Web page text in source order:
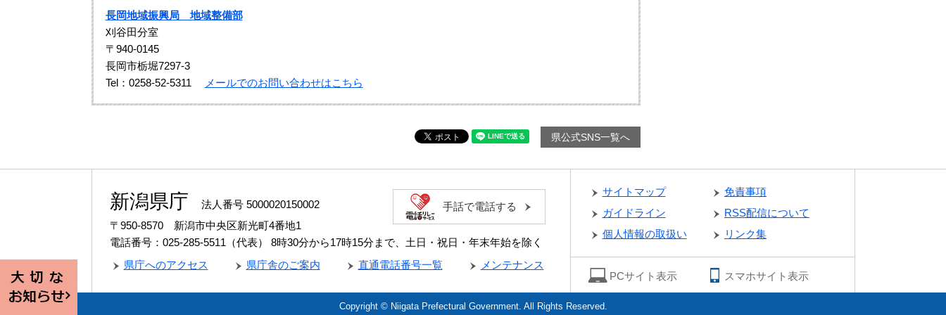
長岡地域振興局 地域整備部
刈谷田分室
〒940-0145
長岡市栃堀7297-3
Tel：0258-52-5311
メールでのお問い合わせはこちら
県公式SNS一覧へ
新潟県庁
法人番号 5000020150002
〒950-8570 新潟市中央区新光町4番地1
電話番号：025-285-5511（代表）
8時30分から17時15分まで、土日・祝日・年末年始を除く
手話で電話する
県庁へのアクセス 県庁舎のご案内 直通電話番号一覧 メンテナンス
サイトマップ
免責事項
ガイドライン
RSS配信について
個人情報の取扱い
リンク集
PCサイト表示 スマホサイト表示
Copyright © Niigata Prefectural Government. All Rights Reserved.